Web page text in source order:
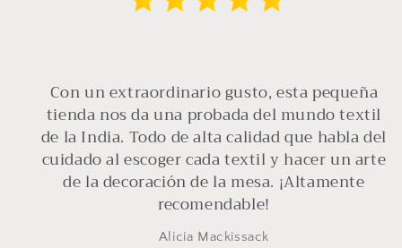
Con un extraordinario gusto, esta pequeña
tienda nos da una probada del mundo textil
de la India. Todo de alta calidad que habla del
cuidado al escoger cada textil y hacer un arte
de la decoración de la mesa. ¡Altamente
recomendable!
Alicia Mackissack